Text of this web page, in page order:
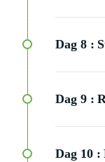
Dag 8 :
Dag 9 :
Dag 10 :